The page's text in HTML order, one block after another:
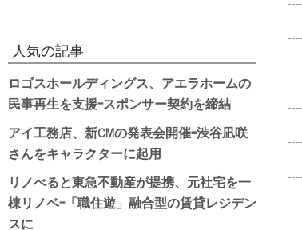
人気の記事
ロゴスホールディングス、アエラホームの
民事再生を支援=スポンサー契約を締結
アイ工務店、新CMの発表会開催=渋谷凪咲
さんをキャラクターに起用
リノべると東急不動産が提携、元社宅を一
棟リノベ=「職住遊」融合型の賃貸レジデン
スに